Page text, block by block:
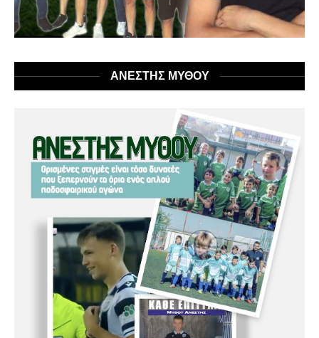
ΑΝΕΣΤΗΣ ΜΥΘΟΥ